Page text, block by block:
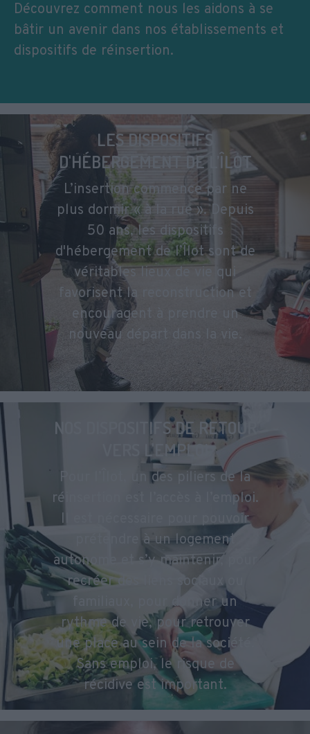
Découvrez comment nous les aidons à se
bâtir un avenir dans nos établissements et
dispositifs de réinsertion.
LES DISPOSITIFS
D'HÉBERGEMENT DE L’ÎLOT
L’insertion commence par ne
plus dormir « à la rue ». Depuis
50 ans, les dispositifs
d'hébergement de l’Îlot sont de
véritables lieux de vie qui
favorisent la reconstruction et
encouragent à prendre un
nouveau départ dans la vie.
NOS DISPOSITIFS DE RETOUR
VERS L'EMPLOI
Pour l’Îlot, un des piliers de la
réinsertion est l’accès à l’emploi.
Il est nécessaire pour pouvoir
prétendre à un logement
autonome et s’y maintenir, pour
recréer des liens sociaux ou
familiaux, pour donner un
rythme de vie, pour retrouver
une place au sein de la société.
Sans emploi, le risque de
récidive est important.